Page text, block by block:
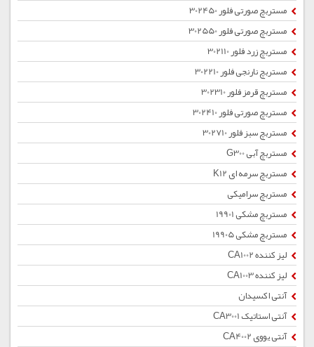
مستربچ صورتی فلور 302450
مستربچ صورتی فلور 302550
مستربچ زرد فلور 302110
مستربچ نارنجی فلور 302210
مستربچ قرمز فلور 302310
مستربچ صورتی فلور 302410
مستربچ سبز فلور 302710
مستربچ آبی G300
مستربچ سرمه ای K12
مستربچ سرامیکی
مستربچ مشکی 19901
مستربچ مشکی 19905
لیز کننده CA1002
لیز کننده CA1003
آنتی اکسیدان
آنتی استاتیک CA3001
آنتی یووی CA4002